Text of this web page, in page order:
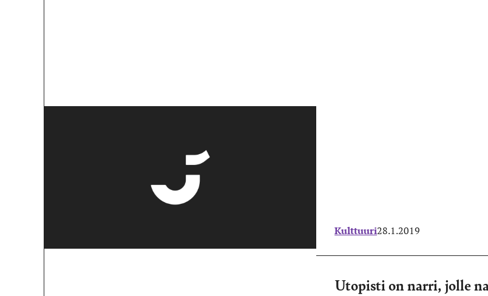
Kulttuuri28.1.2019
Utopisti on narri, jolle